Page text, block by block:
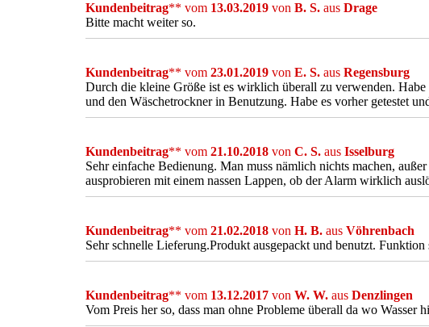
Kundenbeitrag** vom 13.03.2019 von B. S. aus Drage
Bitte macht weiter so.
Kundenbeitrag** vom 23.01.2019 von E. S. aus Regensburg
Durch die kleine Größe ist es wirklich überall zu verwenden. Habe
und den Wäschetrockner in Benutzung. Habe es vorher getestet
Kundenbeitrag** vom 21.10.2018 von C. S. aus Isselburg
Sehr einfache Bedienung. Man muss nämlich nichts machen,
ausprobieren mit einem nassen Lappen, ob der Alarm wirklich
Kundenbeitrag** vom 21.02.2018 von H. B. aus Vöhrenbach
Sehr schnelle Lieferung.Produkt ausgepackt und benutzt. Funktion
Kundenbeitrag** vom 13.12.2017 von W. W. aus Denzlingen
Vom Preis her so, dass man ohne Probleme überall da wo Wasser